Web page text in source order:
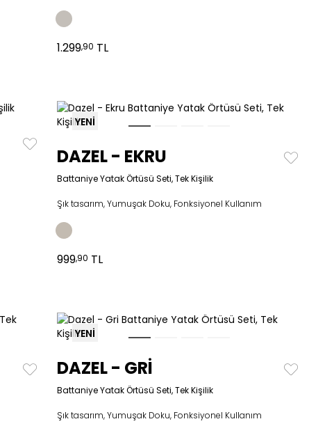
1.299,90 TL
YENİ
DAZEL - EKRU
Battaniye Yatak Örtüsü Seti, Tek Kişilik
Şık tasarım, Yumuşak Doku, Fonksiyonel Kullanım
999,90 TL
YENİ
DAZEL - GRİ
Battaniye Yatak Örtüsü Seti, Tek Kişilik
Şık tasarım, Yumuşak Doku, Fonksiyonel Kullanım